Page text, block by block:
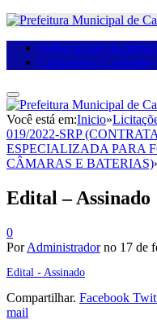
Voltar ao site da
Licitações e Contratos
Você está em:Inicio»
019/2022-SRP
ESPECIALIZADA PARA
CÂMARAS E BATERIAS)
Edital – Assinado
0
PorAdministrador no 17 de
Edital - Assinado
Compartilhar. Facebook
mail